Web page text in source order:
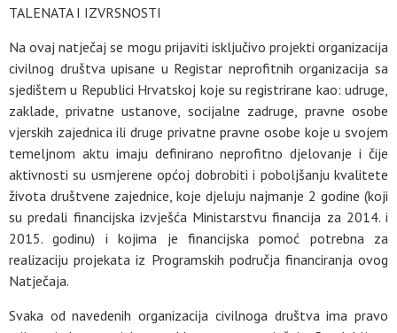
TALENATA I IZVRSNOSTI
Na ovaj natječaj se mogu prijaviti isključivo projekti organizacija
civilnog društva upisane u Registar neprofitnih organizacija sa
sjedištem u Republici Hrvatskoj koje su registrirane kao: udruge,
zaklade, privatne ustanove, socijalne zadruge, pravne osobe
vjerskih zajednica ili druge privatne pravne osobe koje u svojem
temeljnom aktu imaju definirano neprofitno djelovanje i čije
aktivnosti su usmjerene općoj dobrobiti i poboljšanju kvalitete
života društvene zajednice, koje djeluju najmanje 2 godine (koji
su predali financijska izvješća Ministarstvu financija za 2014. i
2015. godinu) i kojima je financijska pomoć potrebna za
realizaciju projekata iz Programskih područja financiranja ovog
Natječaja.
Svaka od navedenih organizacija civilnoga društva ima pravo